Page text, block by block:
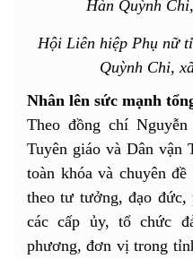
Hội Liên hiệp Phụ nữ
Quỳnh Chi,
Nhân lên sức mạnh
Theo đồng chí
Tuyên giáo và Dân vận
toàn khóa và chuyên
theo tư tưởng, đạo đức,
các cấp ủy, tổ chức
phương, đơn vị trong